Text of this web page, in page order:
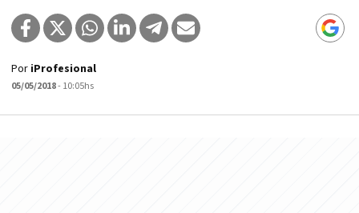
Por iProfesional
05/05/2018- 10:05hs